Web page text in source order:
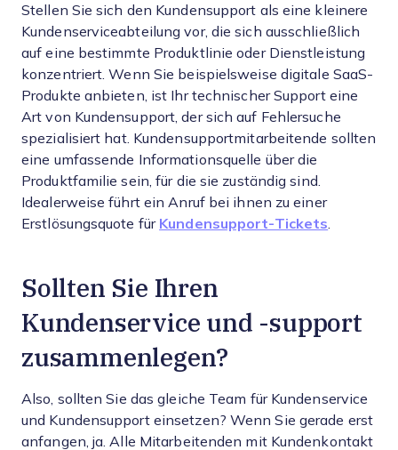
Stellen Sie sich den Kundensupport als eine kleinere
Kundenserviceabteilung vor, die sich ausschließlich
auf eine bestimmte Produktlinie oder Dienstleistung
konzentriert. Wenn Sie beispielsweise digitale SaaS-
Produkte anbieten, ist Ihr technischer Support eine
Art von Kundensupport, der sich auf Fehlersuche
spezialisiert hat. Kundensupportmitarbeitende sollten
eine umfassende Informationsquelle über die
Produktfamilie sein, für die sie zuständig sind.
Idealerweise führt ein Anruf bei ihnen zu einer
Erstlösungsquote für Kundensupport-Tickets
Sollten Sie Ihren
Kundenservice und -support
zusammenlegen?
Also, sollten Sie das gleiche Team für Kundenservice
und Kundensupport einsetzen? Wenn Sie gerade erst
anfangen, ja. Alle Mitarbeitenden mit Kundenkontakt